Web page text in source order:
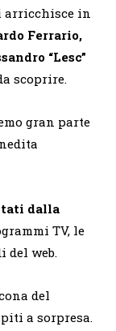
arricchisce in
Ferrario,
“Lesc”
scoprire.
gran parte
dalla
TV, le
del web.
del
a sorpresa.